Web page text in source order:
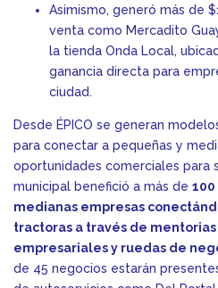
Asimismo, generó más de
venta como Mercadito
la tienda Onda Local,
ganancia directa para
ciudad.
Desde ÉPICO se generan
para conectar a pequeñas y
oportunidades comerciales para
municipal benefició a más de
medianas empresas
tractoras a través de
empresariales y ruedas de
de 45 negocios estarán